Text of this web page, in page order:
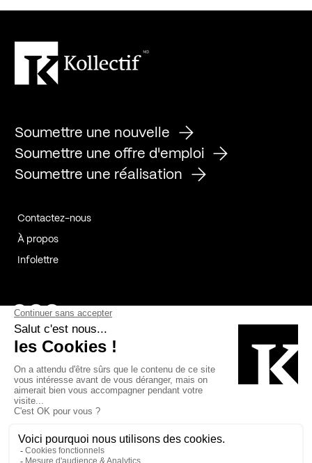
Soumettre une nouvelle
Soumettre une offre d'emploi
Soumettre une réalisation
Contactez-nous
À propos
Infolettre
Page Facebook de Kollectif
Page Instagram de Kollectif
Page Linkedin de Kollectif
Bâtiment-Durable-Québec-1
Esquisses-1
MP-1 v2com-1